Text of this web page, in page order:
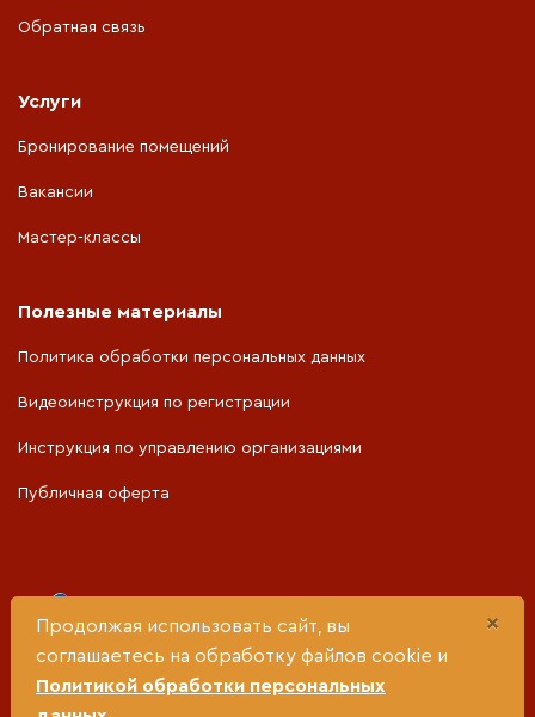
×
Продолжая использовать сайт, вы
соглашаетесь на обработку файлов cookie и
Политикой обработки персональных
Обратная связь
Услуги
Бронирование помещений
Вакансии
Мастер-классы
Полезные материалы
Политика обработки персональных данных
Видеоинструкция по регистрации
Инструкция по управлению организациями
Публичная оферта
Министерства социальной политики Свердловской
области